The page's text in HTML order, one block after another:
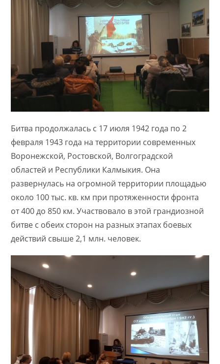
Битва продолжалась с 17 июля 1942 года по 2
февраля 1943 года на территории современных
Воронежской, Ростовской, Волгоградской
областей и Республики Калмыкия. Она
развернулась на огромной территории площадью
около 100 тыс. кв. км при протяженности фронта
от 400 до 850 км. Участвовало в этой грандиозной
битве с обеих сторон на разных этапах боевых
действий свыше 2,1 млн. человек.